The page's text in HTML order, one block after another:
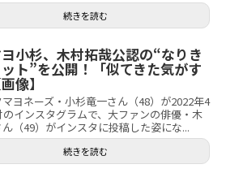
続きを読む
小杉、木村拓哉公認の“なりき
ト”を公開！「似てきた気がす
像】
ヨネーズ・小杉竜一さん（48）が2022年4
のインスタグラムで、大ファンの俳優・木
（49）がインスタに投稿した姿にな...
続きを読む